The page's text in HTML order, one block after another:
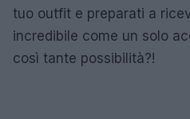
tuo outfit e preparati a
incredibile come un solo
così tante possibilità?!